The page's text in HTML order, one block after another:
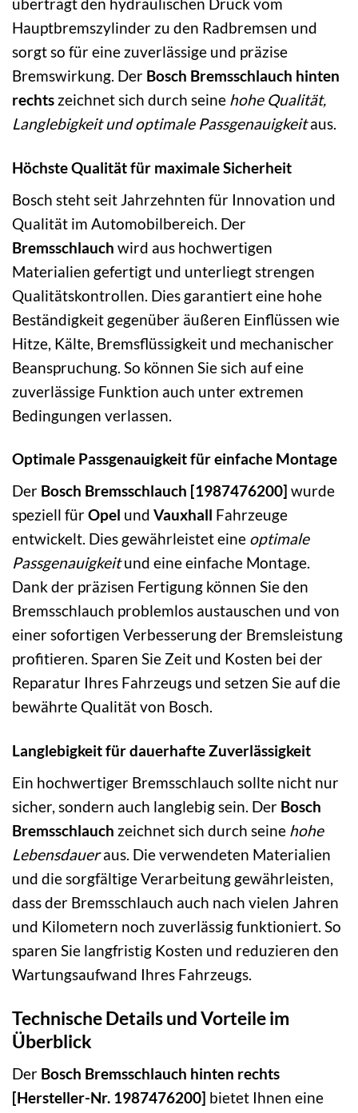
Hauptbremszylinder zu den Radbremsen und
sorgt so für eine zuverlässige und präzise
Bremswirkung. Der Bosch Bremsschlauch hinten
rechts zeichnet sich durch seine hohe Qualität,
Langlebigkeit und optimale Passgenauigkeitaus.
Höchste Qualität für maximale Sicherheit
Bosch steht seit Jahrzehnten für Innovation und
Qualität im Automobilbereich. Der
Bremsschlauch wird aus hochwertigen
Materialien gefertigt und unterliegt strengen
Qualitätskontrollen. Dies garantiert eine hohe
Beständigkeit gegenüber äußeren Einflüssen wie
Hitze, Kälte, Bremsflüssigkeit und mechanischer
Beanspruchung. So können Sie sich auf eine
zuverlässige Funktion auch unter extremen
Bedingungen verlassen.
Optimale Passgenauigkeit für einfache Montage
Der Bosch Bremsschlauch [1987476200] wurde
speziell fürOpel und Vauxhall Fahrzeuge
entwickelt. Dies gewährleistet eine optimale
Passgenauigkeitund eine einfache Montage.
Dank der präzisen Fertigung können Sie den
Bremsschlauch problemlos austauschen und von
einer sofortigen Verbesserung der Bremsleistung
profitieren. Sparen Sie Zeit und Kosten bei der
Reparatur Ihres Fahrzeugs und setzen Sie auf die
bewährte Qualität von Bosch.
Langlebigkeit für dauerhafte Zuverlässigkeit
Ein hochwertiger Bremsschlauch sollte nicht nur
sicher, sondern auch langlebig sein. Der Bosch
Bremsschlauch zeichnet sich durch seine hohe
Lebensdaueraus. Die verwendeten Materialien
und die sorgfältige Verarbeitung gewährleisten,
dass der Bremsschlauch auch nach vielen Jahren
und Kilometern noch zuverlässig funktioniert. So
sparen Sie langfristig Kosten und reduzieren den
Wartungsaufwand Ihres Fahrzeugs.
Technische Details und Vorteile im
Überblick
Der Bosch Bremsschlauch hinten rechts
[Hersteller-Nr. 1987476200] bietet Ihnen eine